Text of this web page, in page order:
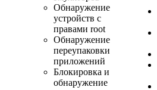
Обнаружение
устройств с
правами root
Обнаружение
переупаковки
приложений
Блокировка и
обнаружение